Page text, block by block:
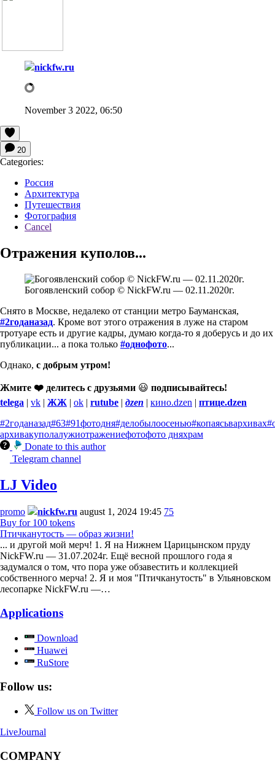
nickfw.ru
November 3 2022, 06:50
20
Categories:
Россия
Архитектура
Путешествия
Фотография
Cancel
Отражения куполов...
Богоявленский собор © NickFW.ru — 02.11.2020г.
Снято в Москве, недалеко от станции метро Бауманская,
#2годаназад. Кроме вот этого отражения в луже на старом
тротуаре есть и другие кадры, думаю когда-то я доберусь и до их
публикации... а пока только #однофото...
Однако, с добрым утром!
Жмите ❤️ делитесь с друзьями 😃 подписывайтесь!
telega | vk | ЖЖ | ok | rutube | дzen | кино.dzen | птице.dzen
#2годаназад#63#91фотодня#делобылоосенью#копаясьвархивах
архивакуполалужиотражениефотофото дняхрам
Donate to this author
Telegram channel
LJ Video
promo nickfw.ru august 1, 2024 19:45 75
Buy for 100 tokens
Птичканутость — образ жизни!
... и другой мой мерч! 1. Я на Нижнем Царицынском пруду
NickFW.ru — 31.07.2024г. Ещё весной прошлого года я
задумался о том, что пора уже обзавестить и коллекцией
собственного мерча! 2. Я и моя "Птичканутость" в Ульяновском
лесопарке NickFW.ru —…
Applications
Download
Huawei
RuStore
Follow us:
Follow us on Twitter
LiveJournal
COMPANY